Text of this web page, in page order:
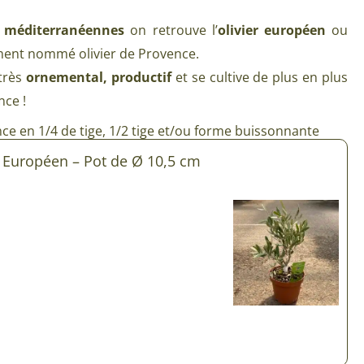
semences BIO
en mélange
pour gazon & prairie
semis de printemps
Plantes de bureau
Plantes d’intérieur colorées
Plantes tropicales d’intérieur
on retrouve l’olivier européen ou
nommé olivier de Provence.
ornemental, productifet se cultive de plus en plus
!
en 1/4 de tige, 1/2 tige et/ou forme buissonnante
– Pot de Ø 10,5 cm